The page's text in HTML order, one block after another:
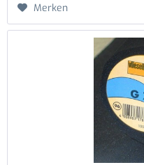
Merken